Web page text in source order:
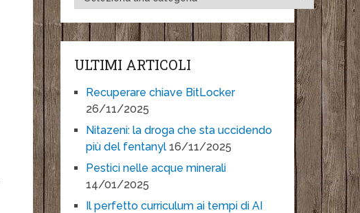
ULTIMI ARTICOLI
Recuperare chiave BitLocker
26/11/2025
Nitazeni: la droga che sta uccidendo
più del fentanyl 16/11/2025
Pestici nelle acque minerali
14/01/2025
Il perfetto curriculum ai tempi di AI